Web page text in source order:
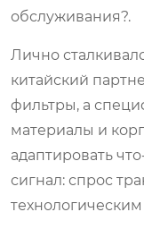
обслуживания?.
Лично
китайский
фильтры, а
материалы и
адаптировать
сигнал: спрос